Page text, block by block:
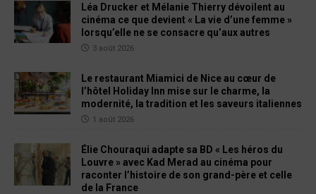
Léa Drucker et Mélanie Thierry dévoilent au
cinéma ce que devient « La vie d’une femme »
lorsqu’elle ne se consacre qu’aux autres
3 août 2026
Le restaurant Miamici de Nice au cœur de
l’hôtel Holiday Inn mise sur le charme, la
modernité, la tradition et les saveurs italiennes
1 août 2026
Élie Chouraqui adapte sa BD « Les héros du
Louvre » avec Kad Merad au cinéma pour
raconter l’histoire de son grand-père et celle
de la France